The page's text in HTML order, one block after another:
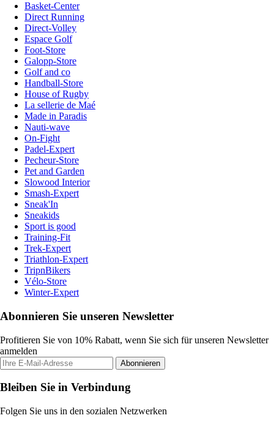
Basket-Center
Direct Running
Direct-Volley
Espace Golf
Foot-Store
Galopp-Store
Golf and co
Handball-Store
House of Rugby
La sellerie de Maé
Made in Paradis
Nauti-wave
On-Fight
Padel-Expert
Pecheur-Store
Pet and Garden
Slowood Interior
Smash-Expert
Sneak'In
Sneakids
Sport is good
Training-Fit
Trek-Expert
Triathlon-Expert
TripnBikers
Vélo-Store
Winter-Expert
Abonnieren Sie unseren Newsletter
Profitieren Sie von 10% Rabatt, wenn Sie sich für unseren Newsletter
anmelden
Abonnieren
Bleiben Sie in Verbindung
Folgen Sie uns in den sozialen Netzwerken